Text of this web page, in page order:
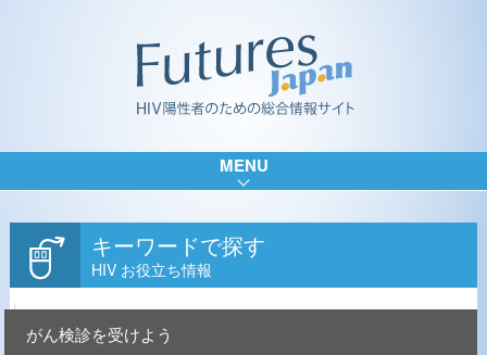
MENU
キーワードで探す
HIV お役立ち情報
がん検診を受けよう